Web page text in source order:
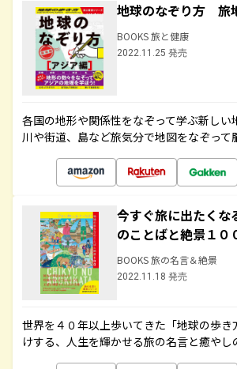
地球のなぞり方 旅
BOOKS 旅と健康
2022.11.25 発売
各国の地形や関係性をなぞって学ぶ新しい
川や街道、島など旅気分で地図をなぞって
今すぐ旅に出たくな
のことばと絶景１０
BOOKS 旅の名言＆絶景
2022.11.18 発売
世界を４０年以上歩いてきた「地球の歩き
けする、人生を輝かせる旅の名言と癒やし